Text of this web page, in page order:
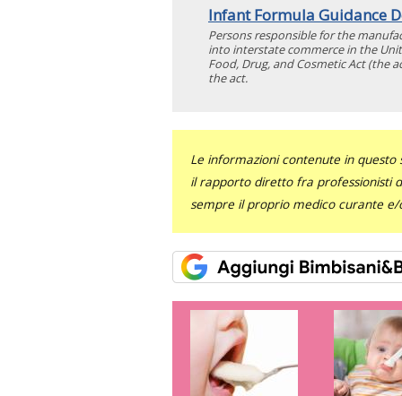
Infant Formula Guidance
Persons responsible for the
into interstate commerce in the
Food, Drug, and Cosmetic Act (the
the act.
Le informazioni contenute in
il rapporto diretto fra professionisti
sempre il proprio medico curante e/